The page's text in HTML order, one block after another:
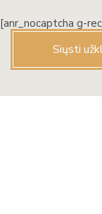
[anr_nocaptcha g-